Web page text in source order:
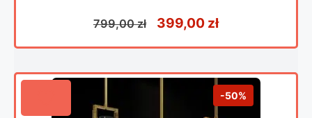
5
799,00zł Pierwotna cena
399,00 złAktualna
-50%